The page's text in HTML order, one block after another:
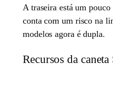
A traseira está um
conta com um risco na
modelos agora é dupla.
Recursos da caneta